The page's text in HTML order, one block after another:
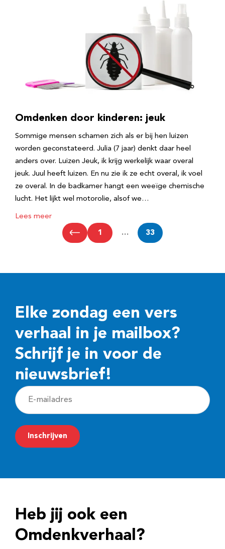
Omdenken door kinderen: jeuk
Sommige mensen schamen zich als er bij hen luizen
worden geconstateerd. Julia (7 jaar) denkt daar heel
anders over. Luizen Jeuk, ik krijg werkelijk waar overal
jeuk. Juul heeft luizen. En nu zie ik ze echt overal, ik voel
ze overal. In de badkamer hangt een weeïge chemische
lucht. Het lijkt wel motorolie, alsof we…
Lees meer
1 … 33
Elke zondag een vers
verhaal in je mailbox?
Schrijf je in voor de
nieuwsbrief!
E
-
m
a
r
e
Inschrijven
Heb jij ook een
Omdenkverhaal?